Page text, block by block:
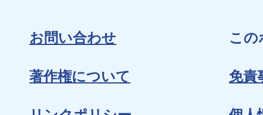
お問い合わせ この
著作権について 免責